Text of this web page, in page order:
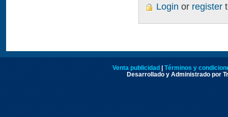
Login or register
Venta publicidad
Términos y
Desarrollado y Administrado por